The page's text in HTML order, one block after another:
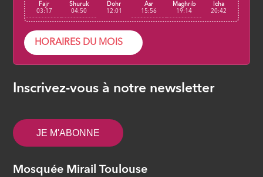
Fajr
03:17
Shuruk
04:50
Dohr
12:01
Asr
15:56
Maghrib
19:14
Icha
20:42
HORAIRES DU MOIS
Inscrivez-vous à notre newsletter
JE M'ABONNE
Mosquée Mirail Toulouse